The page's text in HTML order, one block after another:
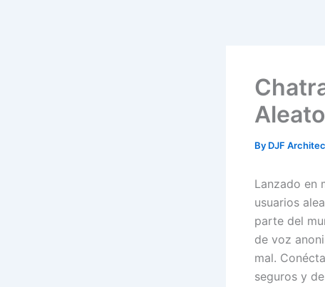
By DJF
Lanzado en
usuarios
parte del
de voz
mal.
seguros y